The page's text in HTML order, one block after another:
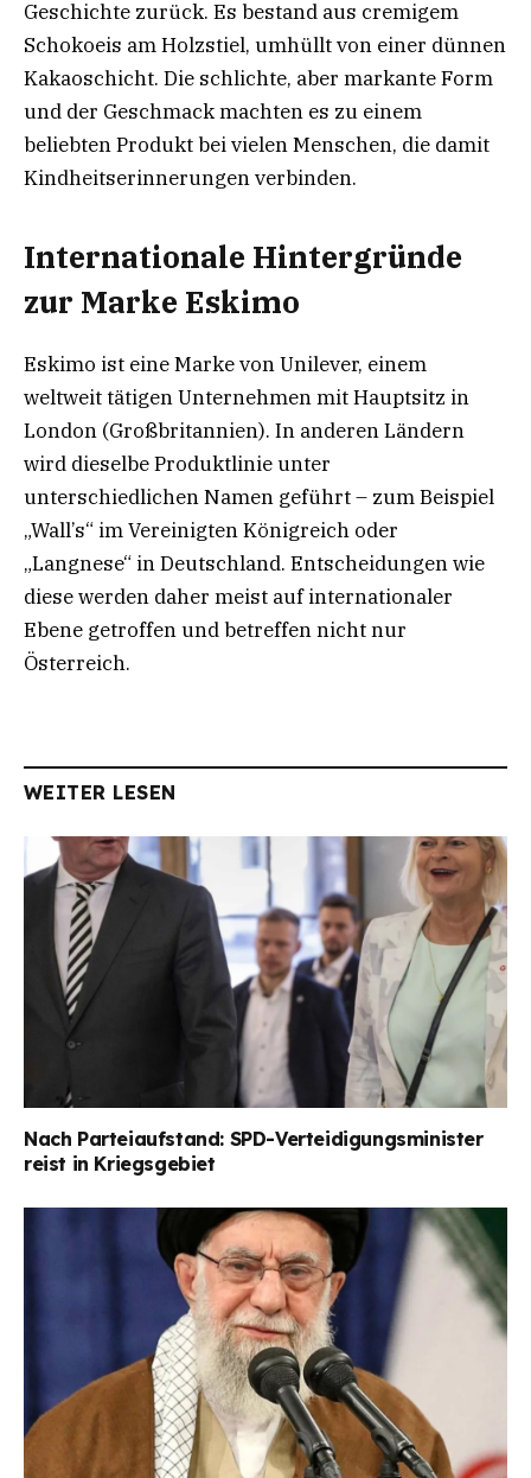
Geschichte zurück. Es bestand aus cremigem
Schokoeis am Holzstiel, umhüllt von einer dünnen
Kakaoschicht. Die schlichte, aber markante Form
und der Geschmack machten es zu einem
beliebten Produkt bei vielen Menschen, die damit
Kindheitserinnerungen verbinden.
Internationale Hintergründe
zur Marke Eskimo
Eskimo ist eine Marke von Unilever, einem
weltweit tätigen Unternehmen mit Hauptsitz in
London (Großbritannien). In anderen Ländern
wird dieselbe Produktlinie unter
unterschiedlichen Namen geführt – zum Beispiel
„Wall’s“ im Vereinigten Königreich oder
„Langnese“ in Deutschland. Entscheidungen wie
diese werden daher meist auf internationaler
Ebene getroffen und betreffen nicht nur
Österreich.
WEITER LESEN
Nach Parteiaufstand: SPD-Verteidigungsminister
reist in Kriegsgebiet